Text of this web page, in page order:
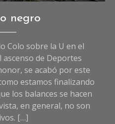
Deportes,
Opinión
Sociedad
negro
Colo sobre la U en el
de Deportes
se acabó por este
estamos finalizando
los balances se hacen
en general, no son
[…]